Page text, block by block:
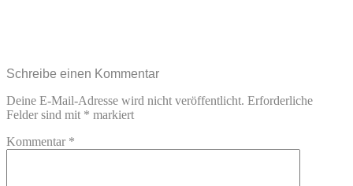
Schreibe einen Kommentar
Deine E-Mail-Adresse wird nicht veröffentlicht. Erforderliche
Felder sind mit * markiert
Kommentar *